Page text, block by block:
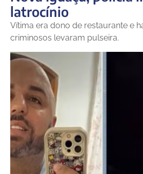
latrocínio
Vítima era dono de restaurante e
criminosos levaram pulseira.